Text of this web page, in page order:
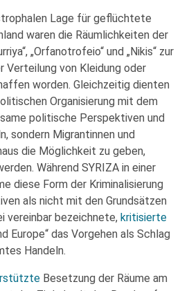
Lage für geflüchtete
waren die Räumlichkeiten der
„Orfanotrofeio“ und „Nikis“ zur
Verteilung von Kleidung oder
worden. Gleichzeitig dienten
Organisierung mit dem
politische Perspektiven und
sondern Migrantinnen und
die Möglichkeit zu geben,
Während SYRIZA in einer
diese Form der Kriminalisierung
als nicht mit den Grundsätzen
vereinbar bezeichnete, kritisierte
Europe“ das Vorgehen als Schlag
Handeln.
Besetzung der Räume am